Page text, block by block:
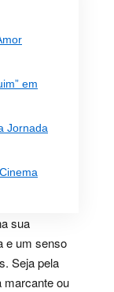
em
Jornada
sua
e um senso
Seja pela
marcante ou